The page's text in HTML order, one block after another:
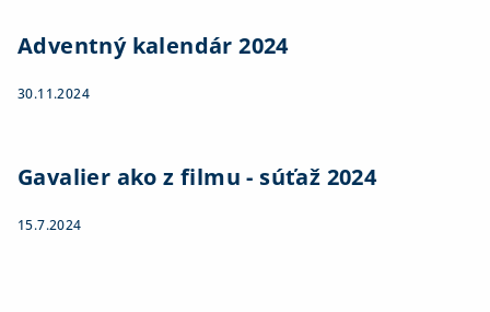
Adventný kalendár 2024
30.11.2024
Gavalier ako z filmu - súťaž 2024
15.7.2024